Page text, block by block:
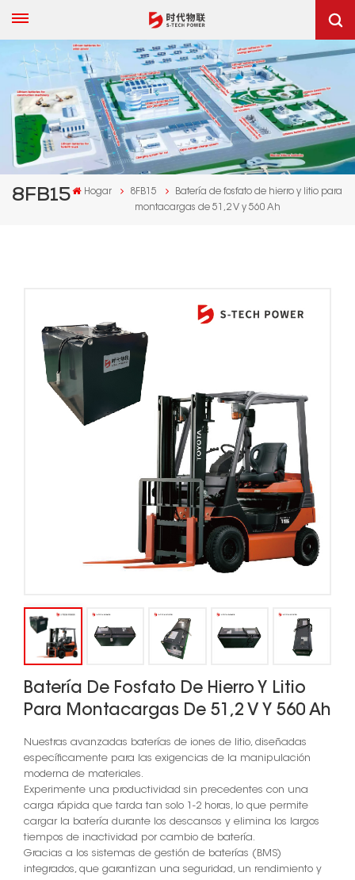
8FB15 Hogar 8FB15
Batería de fosfato de hierro y litio para
montacargas de 51,2 V y 560 Ah
Batería De Fosfato De Hierro Y Litio
Para Montacargas De 51,2 V Y 560 Ah
Nuestras avanzadas baterías de iones de litio, diseñadas
específicamente para las exigencias de la manipulación
moderna de materiales.
Experimente una productividad sin precedentes con una
carga rápida que tarda tan solo 1-2 horas, lo que permite
cargar la batería durante los descansos y elimina los largos
tiempos de inactividad por cambio de batería.
Gracias a los sistemas de gestión de baterías (BMS)
integrados, que garantizan una seguridad, un rendimiento y